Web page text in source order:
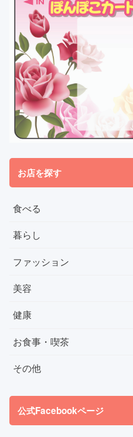
お店を探す
食べる
暮らし
ファッション
美容
健康
お食事・喫茶
その他
公式Facebookページ